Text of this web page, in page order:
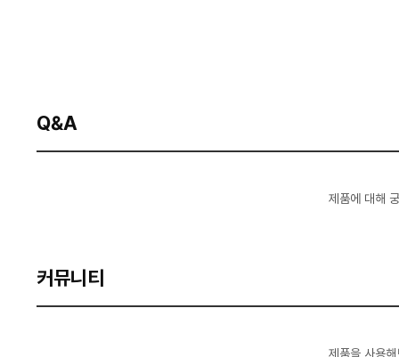
Q&A
제품에 대해
커뮤니티
제품을 사용